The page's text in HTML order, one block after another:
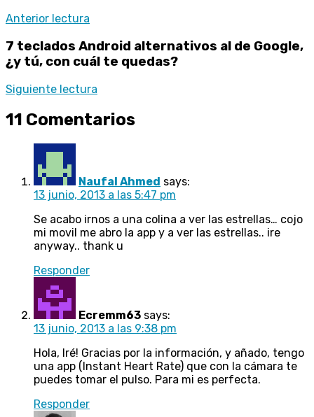
Anterior lectura
7 teclados Android alternativos al de Google,
¿y tú, con cuál te quedas?
Siguiente lectura
11 Comentarios
Naufal Ahmed says:
13 junio, 2013 a las 5:47 pm
Se acabo irnos a una colina a ver las estrellas… cojo
mi movil me abro la app y a ver las estrellas.. ire
anyway.. thank u
Responder
Ecremm63 says:
13 junio, 2013 a las 9:38 pm
Hola, Iré! Gracias por la información, y añado, tengo
una app (Instant Heart Rate) que con la cámara te
puedes tomar el pulso. Para mi es perfecta.
Responder